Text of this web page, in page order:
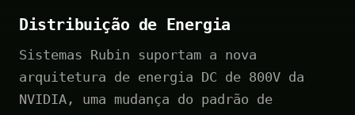
Distribuição de Energia
Sistemas Rubin suportam a nova
arquitetura de energia DC de 800V da
NVIDIA, uma mudança do padrão de